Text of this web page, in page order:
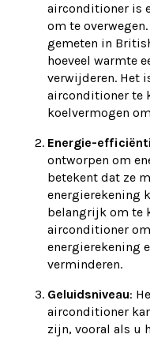
airconditioner is
om te
gemeten in
hoeveel warmte
verwijderen. Het
airconditioner te
koelvermogen
Energie-
ontworpen om
betekent dat ze
energierekening
belangrijk om te
airconditioner
energierekening
verminderen.
Geluidsniveau:
airconditioner
zijn, vooral als u